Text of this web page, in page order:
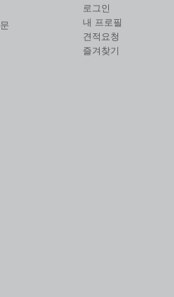
로그인
내 프로필
견적요청
즐겨찾기